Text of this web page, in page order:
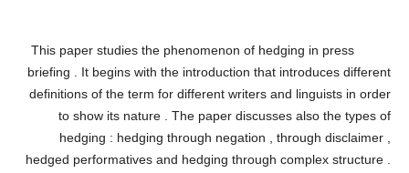
This paper studies the phenomenon of hedging in press
briefing . It begins with the introduction that introduces different
definitions of the term for different writers and linguists in order
to show its nature . The paper discusses also the types of
hedging : hedging through negation , through disclaimer ,
hedged performatives and hedging through complex structure .